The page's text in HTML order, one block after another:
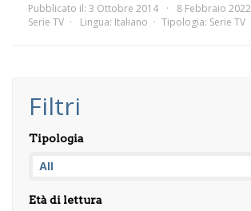
Pubblicato il: 3 Ottobre 2014 8 Febbraio 2022
Serie TV
Lingua: Italiano Tipologia: Serie TV
Filtri
Tipologia
Età di lettura